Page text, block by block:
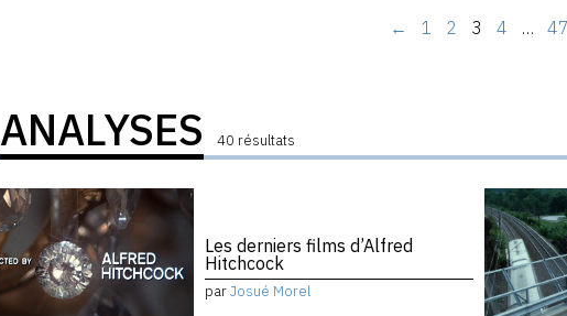
← 1 2 3 4 … 47
ANALYSES 40 résultats
Les derniers films d’Alfred
Hitchcock
parJosué Morel